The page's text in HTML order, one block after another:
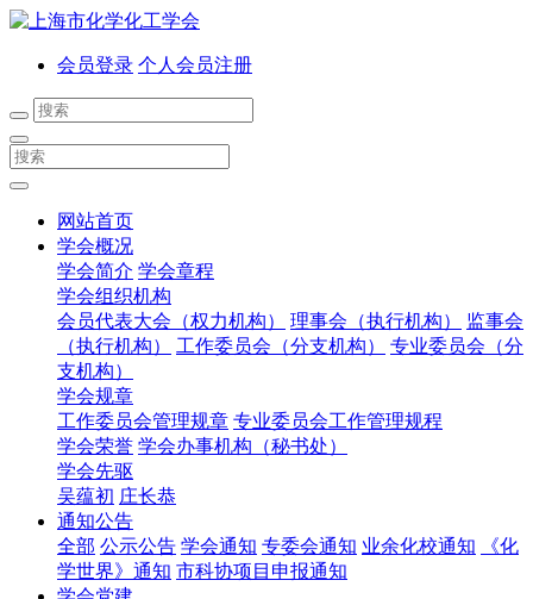
会员登录 个人会员注册
网站首页
学会概况
学会简介 学会章程
学会组织机构
会员代表大会（权力机构）
理事会（执行机构）
监事会
（执行机构）
工作委员会（分支机构）
专业委员会（分
支机构）
学会规章
工作委员会管理规章 专业委员会工作管理规程
学会荣誉 学会办事机构（秘书处）
学会先驱
吴蕴初 庄长恭
通知公告
全部 公示公告 学会通知 专委会通知 业余化校通知
《化
学世界》通知 市科协项目申报通知